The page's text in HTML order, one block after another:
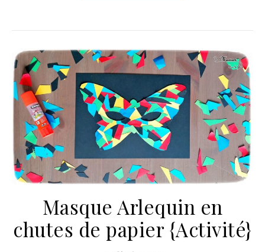
Masque Arlequin en
chutes de papier {Activité}